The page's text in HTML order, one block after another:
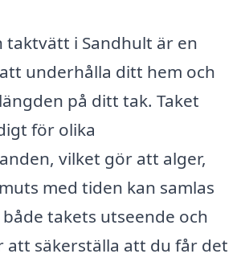
i Sandhult är en
underhålla ditt hem och
på ditt tak. Taket
för olika
vilket gör att alger,
med tiden kan samlas
takets utseende och
att säkerställa att du får det